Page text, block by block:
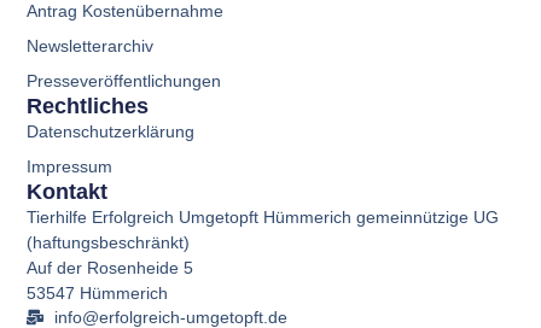
Antrag Kostenübernahme
Newsletterarchiv
Presseveröffentlichungen
Rechtliches
Datenschutzerklärung
Impressum
Kontakt
Tierhilfe Erfolgreich Umgetopft Hümmerich gemeinnützige UG
(haftungsbeschränkt)
Auf der Rosenheide 5
53547 Hümmerich
info@erfolgreich-umgetopft.de